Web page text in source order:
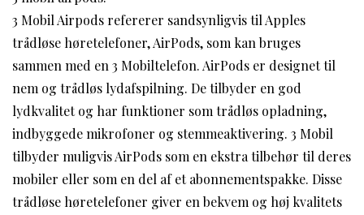
3 Mobil Airpods refererer sandsynligvis til Apples
trådløse høretelefoner, AirPods, som kan bruges
sammen med en 3 Mobiltelefon. AirPods er designet til
nem og trådløs lydafspilning. De tilbyder en god
lydkvalitet og har funktioner som trådløs opladning,
indbyggede mikrofoner og stemmeaktivering. 3 Mobil
tilbyder muligvis AirPods som en ekstra tilbehør til deres
mobiler eller som en del af et abonnementspakke. Disse
trådløse høretelefoner giver en bekvem og høj kvalitets